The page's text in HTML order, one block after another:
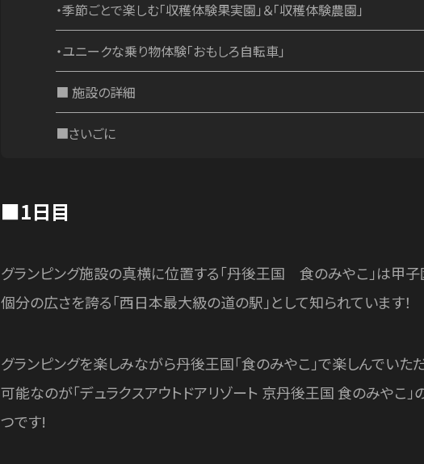
・季節ごとで楽しむ「収穫体験果実園」＆「収穫体験農園」
・ユニークな乗り物体験「おもしろ自転車」
■ 施設の詳細
■さいごに
■1日目
グランピング施設の真横に位置する「丹後王国 食のみやこ」は甲
個分の広さを誇る「西日本最大級の道の駅」として知られています！
グランピングを楽しみながら丹後王国「食のみやこ」で楽しんでいた
可能なのが「デュラクスアウトドアリゾート 京丹後王国 食のみやこ
つです!